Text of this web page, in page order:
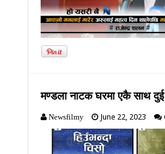
मण्डला नाटक घरमा एकै साथ दुई
Newsfilmy June 22, 2023